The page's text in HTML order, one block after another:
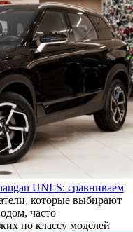
UNI-S: сравниваем
которые выбирают
часто
по классу моделей